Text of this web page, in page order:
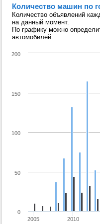
Количество машин по
Количество объявлений
на данный момент.
По графику можно
автомобилей.
2005 2010
0
50
100
150
200